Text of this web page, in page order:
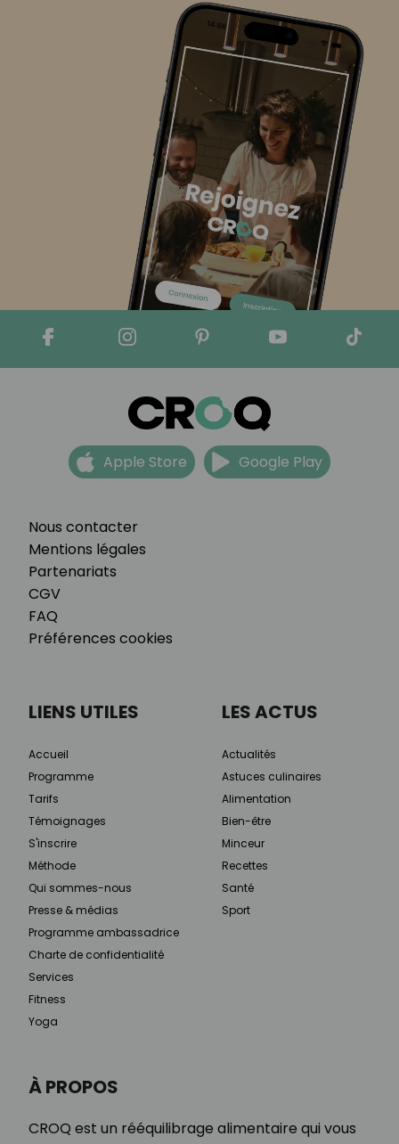
Nous contacter
Mentions légales
Partenariats
CGV
FAQ
Préférences cookies
Apple Store Google Play
À PROPOS
CROQ est un rééquilibrage alimentaire qui vous
LIENS UTILES
Accueil
Programme
Tarifs
Témoignages
S'inscrire
Méthode
Qui sommes-nous
Presse & médias
Programme ambassadrice
Charte de confidentialité
Services
Fitness
Yoga
LES ACTUS
Actualités
Astuces culinaires
Alimentation
Bien-être
Minceur
Recettes
Santé
Sport